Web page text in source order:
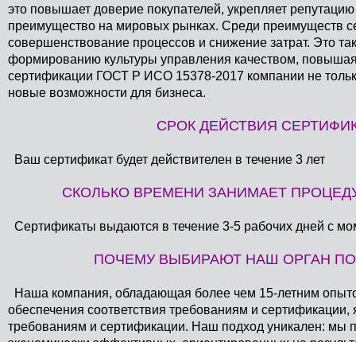
это повышает доверие покупателей, укрепляет
преимущество на мировых рынках. Среди преимуществ
совершенствование процессов и снижение затрат. Это
формированию культуры управления качеством,
сертификации ГОСТ Р ИСО 15378-2017 компании не
новые возможности для бизнеса.
СРОК ДЕЙСТВИЯ
Ваш сертификат будет действителен в течение 3 лет
СКОЛЬКО ВРЕМЕНИ ЗАНИМАЕТ
Сертификаты выдаются в течение 3-5 рабочих дней с
ПОЧЕМУ ВЫБИРАЮТ НАШ ОРГАН
Наша компания, обладающая более чем 15-летним
обеспечения соответствия требованиям и
требованиям и сертификации. Наш подход уникален: мы